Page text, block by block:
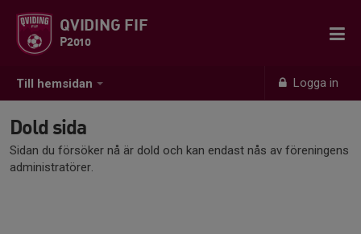
Till hemsidan Logga in
QVIDING FIF
P2010
Dold sida
Sidan du försöker nå är dold och kan endast nås av föreningens
administratörer.